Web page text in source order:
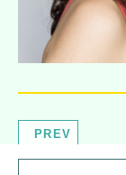
PREV